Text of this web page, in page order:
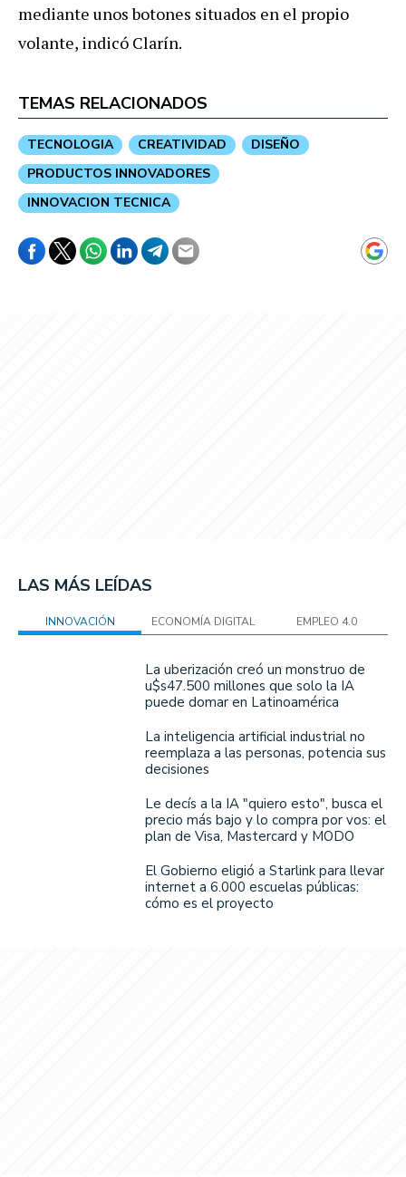
mediante unos botones situados en el propio
volante, indicó Clarín.
TEMAS RELACIONADOS
TECNOLOGIA CREATIVIDAD
DISEÑO
PRODUCTOS INNOVADORES
INNOVACION TECNICA
LAS MÁS LEÍDAS
INNOVACIÓN ECONOMÍA DIGITAL EMPLEO 4.0
La uberización creó un monstruo de
u$s47.500 millones que solo la IA
puede domar en Latinoamérica
La inteligencia artificial industrial no
reemplaza a las personas, potencia sus
decisiones
Le decís a la IA "quiero esto", busca el
precio más bajo y lo compra por vos: el
plan de Visa, Mastercard y MODO
El Gobierno eligió a Starlink para llevar
internet a 6.000 escuelas públicas:
cómo es el proyecto